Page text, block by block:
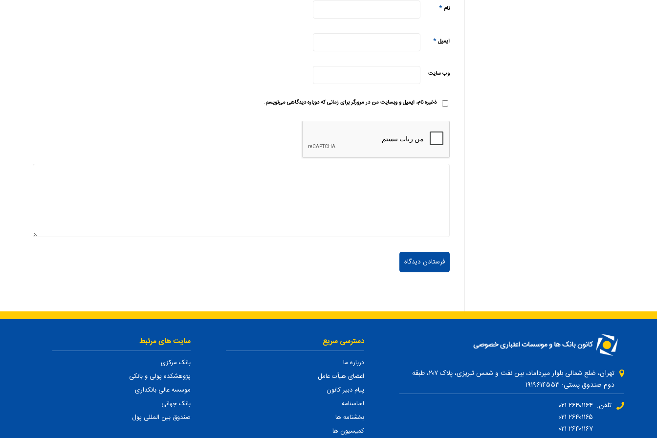
نام *
ایمیل*
وب‌ سایت
ذخیره نام، ایمیل و وبسایت من در مرورگر برای زمانی که دوباره دیدگاهی می‌نویسم.
تهران، ضلع شمالی بلوار میرداماد، بین نفت و شمس تبریزی، پلاک ۲۰۷، طبقه
دوم صندوق پستی: ۱۹۱۹۶۱۴۵۵۳
تلفن: ۲۶۴۰۱۱۶۴ ۰۲۱
دسترسی سریع
درباره ما
اعضای هیأت عامل
پیام دبیر کانون
اساسنامه
بخشنامه ها
کمیسیون ها
سایت های مرتبط
بانک مرکزی
پژوهشکده پولی و بانکی
موسسه عالی بانکداری
بانک جهانی
صندوق بین المللی پول